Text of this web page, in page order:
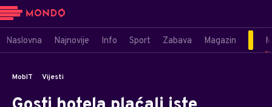
Naslovna Najnovije Info Sport Zabava Magazin
MobIT Vijesti